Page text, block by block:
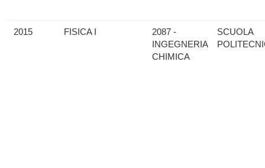
2015 FISICA I
2087 -
INGEGNERIA
CHIMICA
SCUOLA